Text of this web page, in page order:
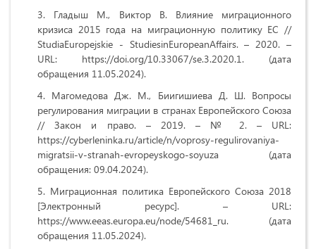
Гладыш М., Виктор В. Влияние миграционного
кризиса 2015 года на миграционную политику ЕС //
StudiaEuropejskie - StudiesinEuropeanAffairs. – 2020. –
URL: https://doi.org/10.33067/se.3.2020.1. (дата
обращения 11.05.2024).
Магомедова Дж. М., Биигишиева Д. Ш. Вопросы
регулирования миграции в странах Европейского Союза
// Закон и право. – 2019. – № 2. – URL:
https://cyberleninka.ru/article/n/voprosy-regulirovaniya-
migratsii-v-stranah-evropeyskogo-soyuza (дата
обращения: 09.04.2024).
Миграционная политика Европейского Союза 2018
[Электронный ресурс]. – URL:
https://www.eeas.europa.eu/node/54681_ru. (дата
обращения 11.05.2024).